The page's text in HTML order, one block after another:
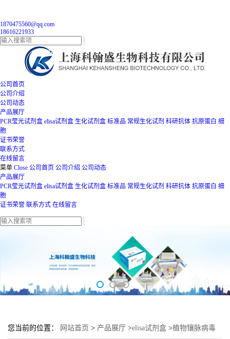
1870475560@qq.com
18616221933
公司首页
公司介绍
公司动态
产品展厅
PCR莹光试剂盒 elisa试剂盒 生化试剂盒 标准品 常规生化试剂 科研抗体 抗原蛋白 细
胞
证书荣誉
联系方式
在线留言
菜单 Close 公司首页 公司介绍 公司动态
产品展厅
PCR莹光试剂盒 elisa试剂盒 生化试剂盒 标准品 常规生化试剂 科研抗体 抗原蛋白 细
胞
证书荣誉 联系方式 在线留言
您当前的位置： 网站首页 > 产品展厅 >elisa试剂盒 >植物镶脉病毒